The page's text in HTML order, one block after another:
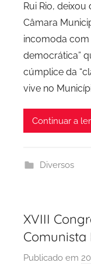
Rui Rio,
Câmara
incomoda com
democrática”
cúmplice da
vive no
Continuar a ler
Diversos
XVIII
Comunista
Publicado em